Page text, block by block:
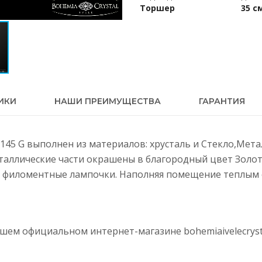
Торшер 35
НАШИ ПРЕИМУЩЕСТВА ГАРАНТИЯ
G выполнен из материалов: хрусталь и
части окрашены в благородный цвет
лампочки. Наполняя помещение теплым
официальном интернет-магазине